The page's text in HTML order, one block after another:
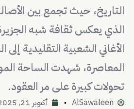
التاريخ، حيث تجمع بين
الذي يعكس ثقافة شبه
الأغاني الشعبية التقليدية
المعاصرة، شهدت الساحة
تحولات كبيرة على مر العقود.
AlSawaleen أكتوبر 21, 2025